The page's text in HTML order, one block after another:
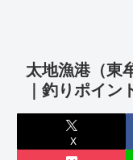
太地漁港（東
｜釣りポイ
X